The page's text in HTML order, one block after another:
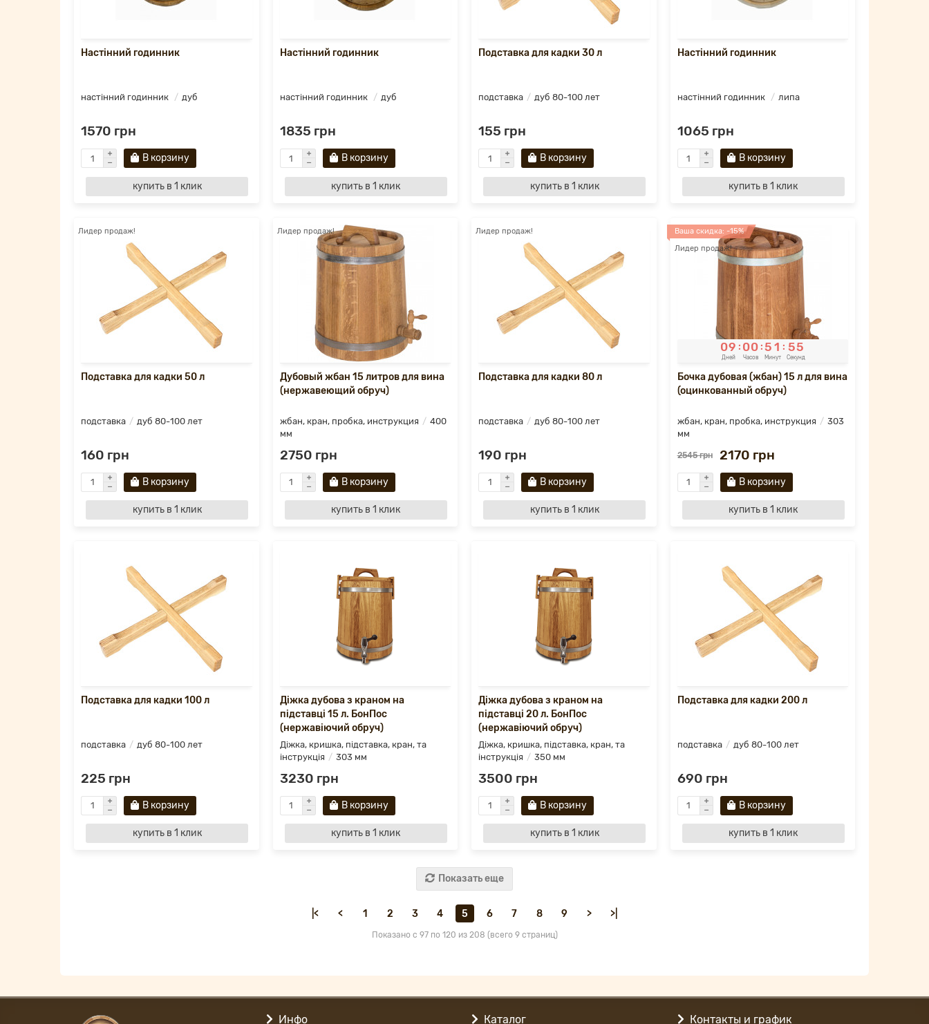
Настінний годинник
настінний годинник дуб
1570 грн
В корзину
купить в 1 клик
Настінний годинник
настінний годинник дуб
1835 грн
В корзину
купить в 1 клик
Подставка для кадки 30 л
подставка дуб 80-100 лет
155 грн
В корзину
купить в 1 клик
Настінний годинник
настінний годинник липа
1065 грн
В корзину
купить в 1 клик
Лидер продаж!
Подставка для кадки 50 л
подставка дуб 80-100 лет
160 грн
В корзину
купить в 1 клик
Лидер продаж!
Дубовый жбан 15 литров для вина
(нержавеющий обруч)
жбан, кран, пробка, инструкция
400
мм
2750 грн
В корзину
купить в 1 клик
Лидер продаж!
Подставка для кадки 80 л
подставка дуб 80-100 лет
190 грн
В корзину
купить в 1 клик
Ваша скидка: -15%
Лидер продаж!
09
Дней
: 00
Часов
:5 1
Минут
: 54
Секунд
Бочка дубовая (жбан) 15 л для вина
(оцинкованный обруч)
жбан, кран, пробка, инструкция
303
мм
2545 грн 2170 грн
В корзину
купить в 1 клик
Подставка для кадки 100 л
подставка дуб 80-100 лет
225 грн
В корзину
купить в 1 клик
Діжка дубова з краном на
підставці 15 л. БонПос
(нержавіючий обруч)
Діжка, кришка, підставка, кран, та
інструкція
303 мм
3230 грн
В корзину
купить в 1 клик
Діжка дубова з краном на
підставці 20 л. БонПос
(нержавіючий обруч)
Діжка, кришка, підставка, кран, та
інструкція
350 мм
3500 грн
В корзину
купить в 1 клик
Подставка для кадки 200 л
подставка дуб 80-100 лет
690 грн
В корзину
купить в 1 клик
Показать еще
|< < 1 2 3 4 5 6 7 8 9 > >|
Показано с 97 по 120 из 208 (всего 9 страниц)
Инфо Каталог Контакты и график